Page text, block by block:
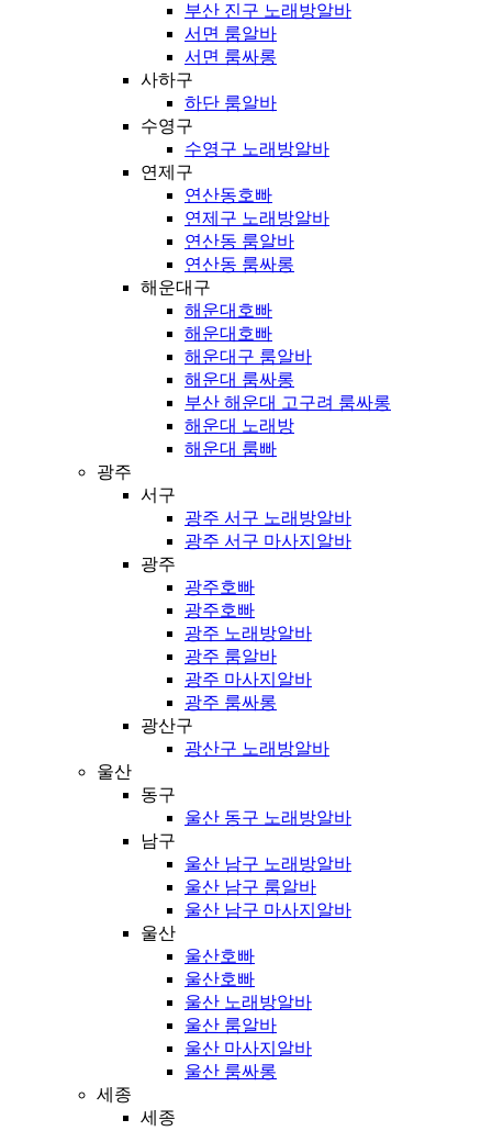
부산 진구 노래방알바
서면 룸알바
서면 룸싸롱
사하구
하단 룸알바
수영구
수영구 노래방알바
연제구
연산동호빠
연제구 노래방알바
연산동 룸알바
연산동 룸싸롱
해운대구
해운대호빠
해운대호빠
해운대구 룸알바
해운대 룸싸롱
부산 해운대 고구려 룸싸롱
해운대 노래방
해운대 룸빠
광주
서구
광주 서구 노래방알바
광주 서구 마사지알바
광주
광주호빠
광주호빠
광주 노래방알바
광주 룸알바
광주 마사지알바
광주 룸싸롱
광산구
광산구 노래방알바
울산
동구
울산 동구 노래방알바
남구
울산 남구 노래방알바
울산 남구 룸알바
울산 남구 마사지알바
울산
울산호빠
울산호빠
울산 노래방알바
울산 룸알바
울산 마사지알바
울산 룸싸롱
세종
세종